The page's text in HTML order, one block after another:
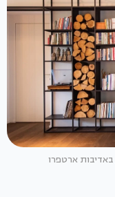
באדיבות ארטפרו